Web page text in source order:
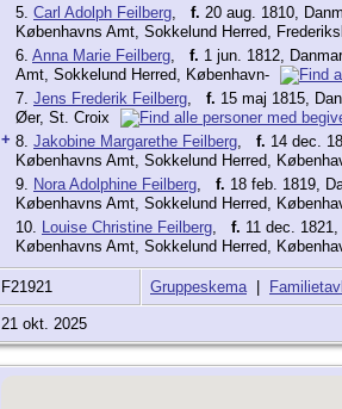
5. Carl Adolph Feilberg, f. 20 aug. 1810,
Københavns Amt, Sokkelund Herred,
6. Anna Marie Feilberg, f. 1 jun. 1812,
Amt, Sokkelund Herred, København-
7. Jens Frederik Feilberg, f. 15 maj 1815,
Øer, St. Croix
+ 8. Jakobine Margarethe Feilberg, f. 14 dec.
Københavns Amt, Sokkelund Herred,
9. Nora Adolphine Feilberg, f. 18 feb. 1819,
Københavns Amt, Sokkelund Herred,
10. Louise Christine Feilberg, f. 11 dec.
Københavns Amt, Sokkelund Herred,
F21921 Gruppeskema|
21 okt. 2025